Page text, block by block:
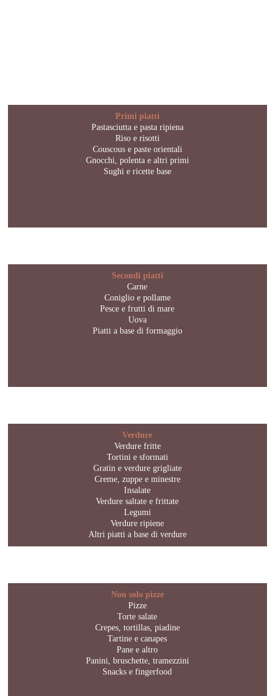
Primi piatti
Pastasciutta e pasta ripiena
Riso e risotti
Couscous e paste orientali
Gnocchi, polenta e altri primi
Sughi e ricette base
Secondi piatti
Carne
Coniglio e pollame
Pesce e frutti di mare
Uova
Piatti a base di formaggio
Verdure
Verdure fritte
Tortini e sformati
Gratin e verdure grigliate
Creme, zuppe e minestre
Insalate
Verdure saltate e frittate
Legumi
Verdure ripiene
Altri piatti a base di verdure
Non solo pizze
Pizze
Torte salate
Crepes, tortillas, piadine
Tartine e canapes
Pane e altro
Panini, bruschette, tramezzini
Snacks e fingerfood